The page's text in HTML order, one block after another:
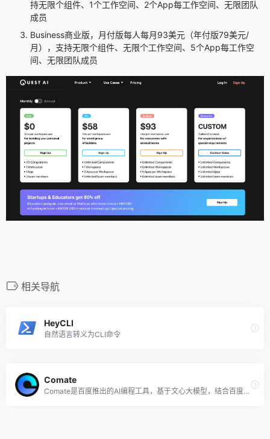
持无限个组件、1个工作空间、2个App每工作空间、无限团队
成员
Business商业版，月付版每人每月93美元（年付版79美元/
月），支持无限个组件、无限个工作空间、5个App每工作空
间、无限团队成员
相关导航
HeyCLI
自然语言转义为CLI命令
Comate
Comate是百度推出的AI编程工具，基于文心大模型，结合百度积累多年的编程现场大数据和外部优秀开源数据，为开发人员生成更符合实际研发场景的优质代码，现已向企业开放试用申请。